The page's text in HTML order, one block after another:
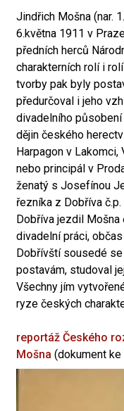
Jindřich Mošna (nar.
6.května 1911 v
předních herců
charakterních rolí i
tvorby pak byly
předurčoval i jeho
divadelního
dějin českého
Harpagon v
nebo principál v
ženatý s Josefínou
řezníka z Dobříva
Dobříva jezdil
divadelní práci,
Dobřívští sousedé
postavám, studoval
Všechny jím
ryze českých
reportáž Českého
Mošna (dokument